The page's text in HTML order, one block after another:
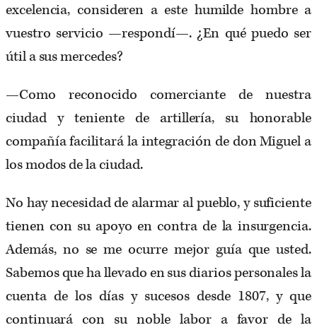
excelencia, consideren a este humilde hombre a
vuestro servicio —respondí—. ¿En qué puedo ser
útil a sus mercedes?
—Como reconocido comerciante de nuestra
ciudad y teniente de artillería, su honorable
compañía facilitará la integración de don Miguel a
los modos de la ciudad.
No hay necesidad de alarmar al pueblo, y suficiente
tienen con su apoyo en contra de la insurgencia.
Además, no se me ocurre mejor guía que usted.
Sabemos que ha llevado en sus diarios personales la
cuenta de los días y sucesos desde 1807, y que
continuará con su noble labor a favor de la